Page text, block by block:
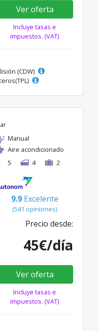
Ver oferta
Incluye tasas e
impuestos. (VAT)
(CDW)
Manual
Aire acondicionado
5
4 2
9.9 Excelente
(541 opiniones)
Precio desde:
45€/día
Ver oferta
Incluye tasas e
impuestos. (VAT)